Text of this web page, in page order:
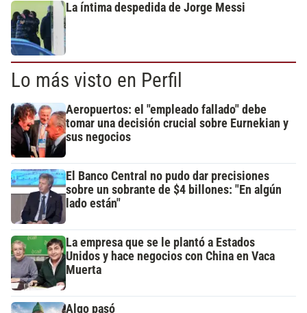
La íntima despedida de Jorge Messi
Lo más visto en Perfil
Aeropuertos: el "empleado fallado" debe
tomar una decisión crucial sobre Eurnekian y
sus negocios
El Banco Central no pudo dar precisiones
sobre un sobrante de $4 billones: "En algún
lado están"
La empresa que se le plantó a Estados
Unidos y hace negocios con China en Vaca
Muerta
Algo pasó